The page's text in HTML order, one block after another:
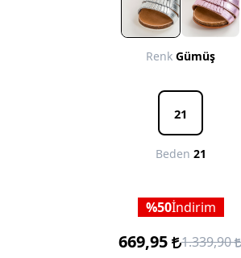
Renk Gümüş
21
Beden 21
50İndirim
669,95 1.339,90